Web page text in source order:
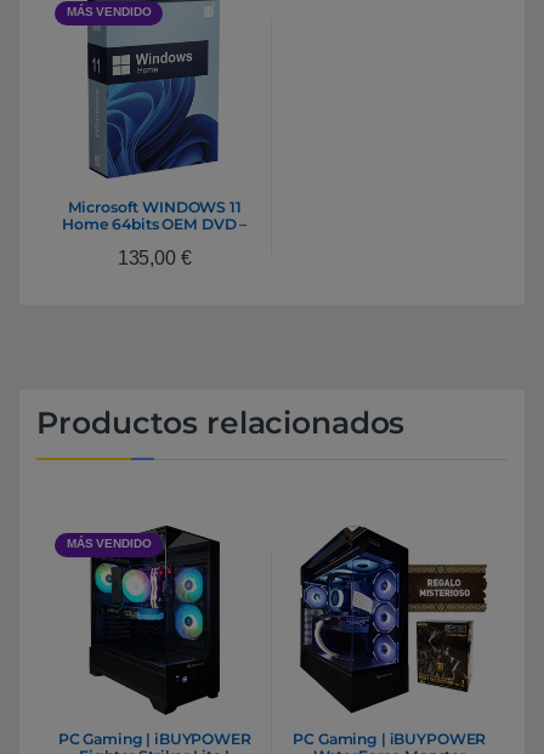
MÁS VENDIDO
Microsoft WINDOWS 11
Home 64bits OEM DVD –
135,00 €
Productos relacionados
MÁS VENDIDO
PC Gaming | iBUYPOWER
PC Gaming | iBUYPOWER